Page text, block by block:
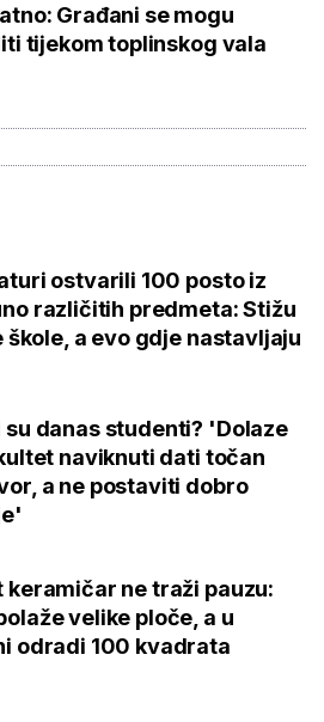
Građani se mogu
tijekom toplinskog vala
ostvarili 100 posto iz
različitih predmeta: Stižu
škole, a evo gdje nastavljaju
su danas studenti? 'Dolaze
naviknuti dati točan
a ne postaviti dobro
keramičar ne traži pauzu:
velike ploče, a u
odradi 100 kvadrata